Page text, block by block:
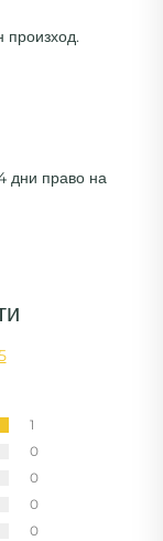
произход.
дни право на
1
0
0
0
0